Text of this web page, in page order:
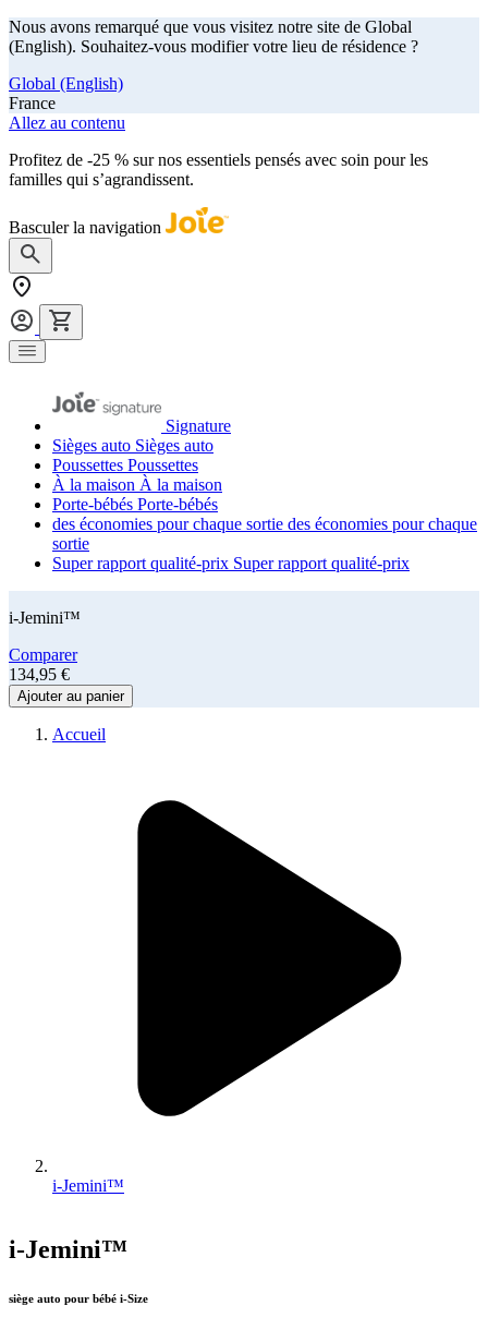
Nous avons remarqué que vous visitez notre site de Global
(English). Souhaitez-vous modifier votre lieu de résidence ?
Global (English)
France
Allez au contenu
Profitez de -25 % sur nos essentiels pensés avec soin pour les
familles qui s’agrandissent.
Basculer la navigation
Signature
Sièges auto Sièges auto
Poussettes Poussettes
À la maison À la maison
Porte-bébés Porte-bébés
des économies pour chaque sortie des économies pour chaque
sortie
Super rapport qualité-prix Super rapport qualité-prix
i-Jemini™
Comparer
134,95 €
Ajouter au panier
Accueil
i-Jemini™
i-Jemini™
siège auto pour bébé i-Size